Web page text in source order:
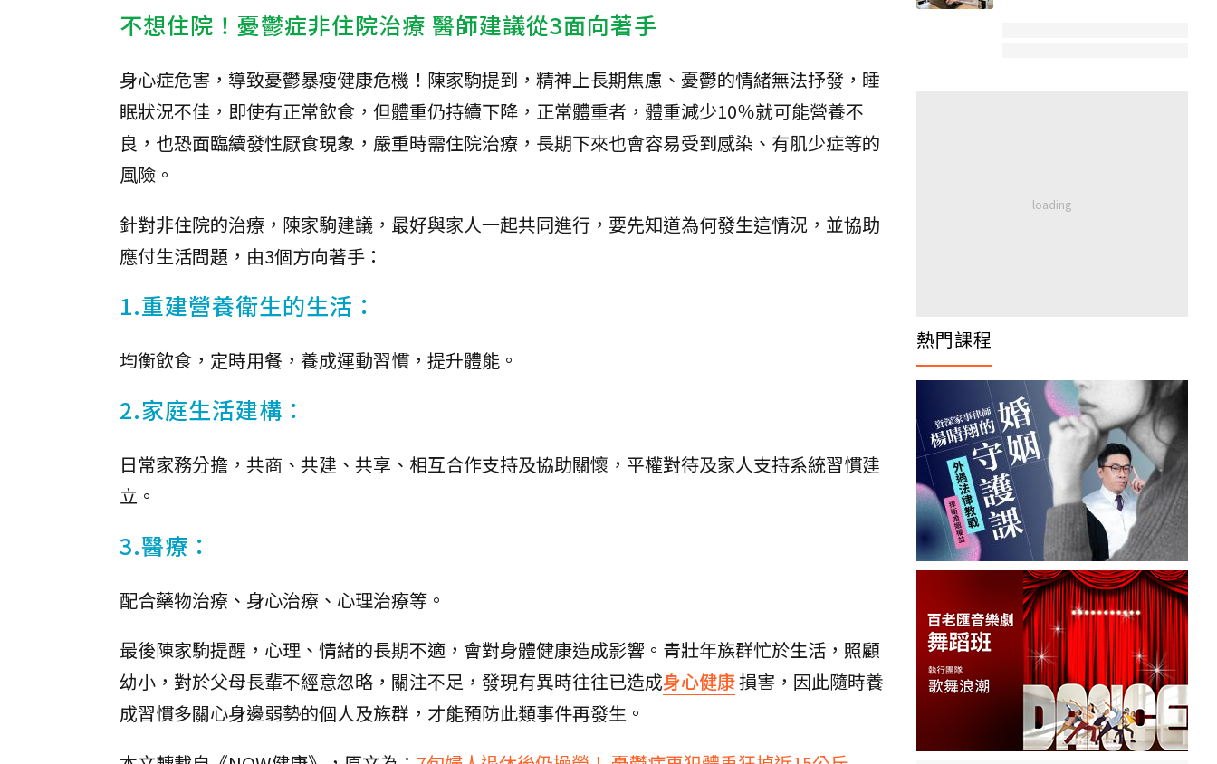
不想住院！憂鬱症非住院治療 醫師建議從3面向著手
身心症危害，導致憂鬱暴瘦健康危機！陳家駒提到，精神上長期焦慮、憂鬱的情緒無法抒發，睡
眠狀況不佳，即使有正常飲食，但體重仍持續下降，正常體重者，體重減少10％就可能營養不
良，也恐面臨續發性厭食現象，嚴重時需住院治療，長期下來也會容易受到感染、有肌少症等的
風險。
針對非住院的治療，陳家駒建議，最好與家人一起共同進行，要先知道為何發生這情況，並協助
應付生活問題，由3個方向著手：
1.重建營養衛生的生活：
均衡飲食，定時用餐，養成運動習慣，提升體能。
2.家庭生活建構：
日常家務分擔，共商、共建、共享、相互合作支持及協助關懷，平權對待及家人支持系統習慣建
立。
3.醫療：
配合藥物治療、身心治療、心理治療等。
最後陳家駒提醒，心理、情緒的長期不適，會對身體健康造成影響。青壯年族群忙於生活，照顧
幼小，對於父母長輩不經意忽略，關注不足，發現有異時往往已造成身心健康損害，因此隨時養
成習慣多關心身邊弱勢的個人及族群，才能預防此類事件再發生。
熱門課程